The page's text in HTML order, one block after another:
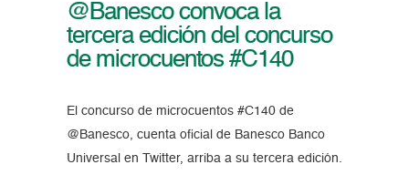
@Banesco convoca la
tercera edición del concurso
de microcuentos #C140
El concurso de microcuentos #C140 de
@Banesco, cuenta oficial de Banesco Banco
Universal en Twitter, arriba a su tercera edición.